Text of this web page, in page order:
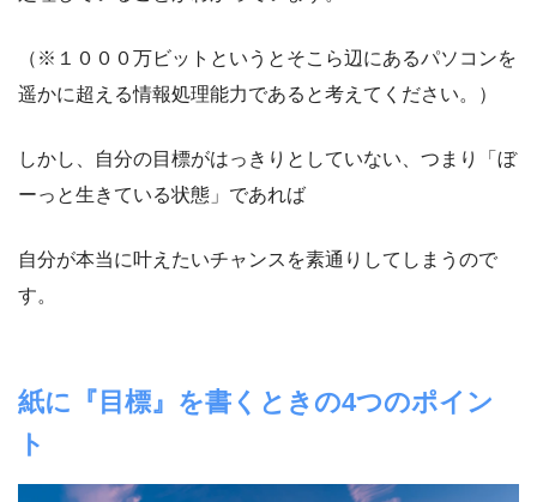
（※１０００万ビットというとそこら辺にあるパソコンを
遥かに超える情報処理能力であると考えてください。）
しかし、自分の目標がはっきりとしていない、つまり「ぼ
ーっと生きている状態」であれば
自分が本当に叶えたいチャンスを素通りしてしまうので
す。
紙に『目標』を書くときの4つのポイン
ト